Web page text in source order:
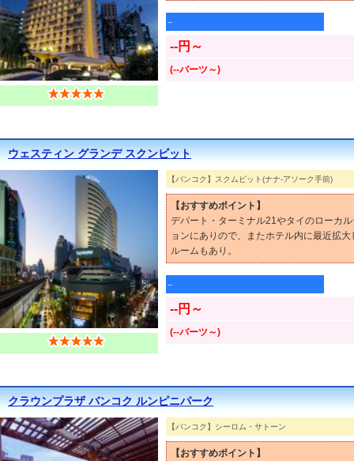
--
--円～
(--バーツ～)
ウェスティン グランデ スクンビット
【バンコク】スクムビット(ナナ-アソーク手前)
【おすすめポイント】
デパート・ターミナル21やタイのローカ
ョンにありので、またホテル内に最近拡
ルームもあり。
--
--円～
(--バーツ～)
クラウンプラザ バンコク ルンピニパーク
【バンコク】シーロム・サトーン
【おすすめポイント】